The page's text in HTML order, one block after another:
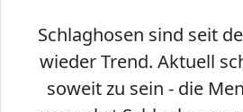
Schlaghosen sind seit
wieder Trend. Aktuell
soweit zu sein - die